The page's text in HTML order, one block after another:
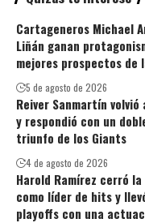
Cartageneros Michael
Liñán ganan
mejores prospectos de
5 de agosto de 2026
Reiver Sanmartín volvió
y respondió con un
triunfo de los Giants
4 de agosto de 2026
Harold Ramírez cerró
como líder de hits y
playoffs con una